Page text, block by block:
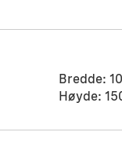
Bredde:
Høyde: